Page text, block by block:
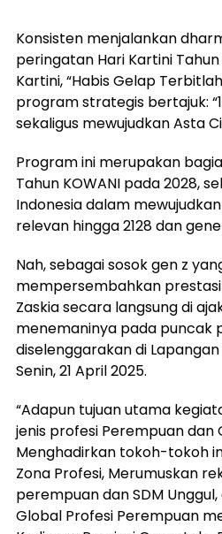
Konsisten menjalankan
peringatan Hari Kartini
Kartini, “Habis Gelap
program strategis bertajuk:
sekaligus mewujudkan Asta
Program ini merupakan
Tahun KOWANI pada 2028,
Indonesia dalam
relevan hingga 2128 dan
Nah, sebagai sosok gen z
mempersembahkan
Zaskia secara langsung di
menemaninya pada puncak
diselenggarakan di
Senin, 21 April 2025.
“Adapun tujuan utama
jenis profesi Perempuan dan
Menghadirkan tokoh-tokoh
Zona Profesi, Merumuskan
perempuan dan SDM
Global Profesi Perempuan